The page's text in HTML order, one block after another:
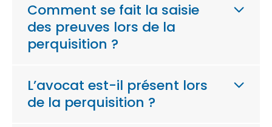
Comment se fait la saisie
des preuves lors de la
perquisition ?
L’avocat est-il présent lors
de la perquisition ?